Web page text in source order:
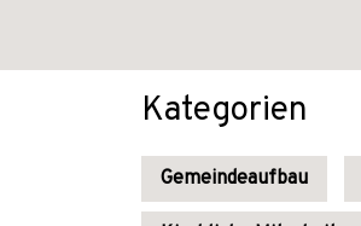
Kategorien
Gemeindeaufbau